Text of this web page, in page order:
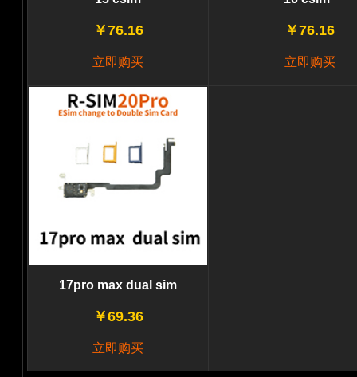
￥76.16
立即购买
￥76.16
立即购买
17pro max dual sim
￥69.36
立即购买